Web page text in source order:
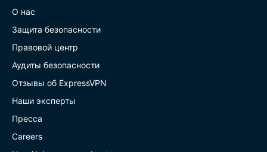
О нас
Защита безопасности
Правовой центр
Аудиты безопасности
Отзывы об ExpressVPN
Наши эксперты
Пресса
Careers